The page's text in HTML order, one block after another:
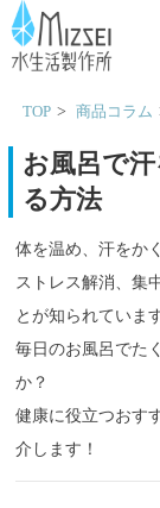
TOP 商品コラム
お風呂で
る方法
体を温め、汗をか
ストレス解消、集
とが知られています
毎日のお風呂でた
か？
健康に役立つおす
介します！